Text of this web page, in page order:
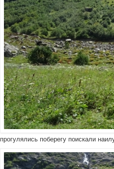
прогулялись поберегу поискали